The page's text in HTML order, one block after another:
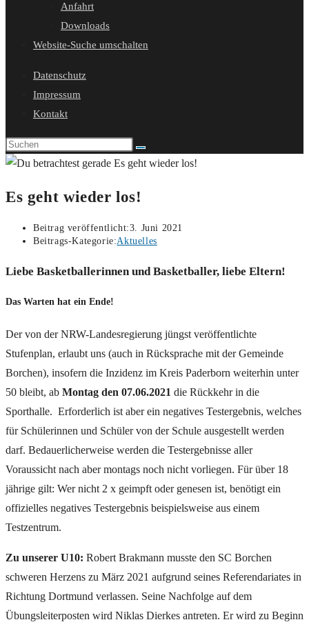
Anfahrt
Downloads
Website-Suche umschalten
Datenschutz
Impressum
Kontakt
Es geht wieder los!
Beitrag veröffentlicht:3. Juni 2021
Beitrags-Kategorie:Aktuelles
Liebe Basketballerinnen und Basketballer, liebe Eltern!
Das Warten hat ein Ende!
Der von der NRW-Landesregierung jüngst veröffentlichte
Stufenplan, erlaubt uns (auch in Rücksprache mit der Gemeinde
Borchen), insofern die Inzidenz im Kreis Paderborn weiterhin unter
50 bleibt, ab Montag den 07.06.2021 die Rückkehr in die
Sporthalle. Erforderlich ist aber ein negatives Testergebnis, welches
für Schülerinnen und Schüler von der Schule ausgestellt werden
darf. Bedauerlicherweise werden die Testergebnisse aller
Voraussicht nach aber montags noch nicht vorliegen. Für über 18
jährige gilt: Wer nicht 2 x geimpft oder genesen ist, benötigt ein
offizielles negatives Testergebnis beispielsweise aus einem
Testzentrum.
Zu unserer U10: Robert Brakmann musste den SC Borchen
schweren Herzens zu März 2021 aufgrund seines Referendariates in
Richtung Dortmund verlassen. Seine Nachfolge auf dem
Übungsleiterposten wird Niklas Dierkes antreten. Er wird zu Beginn